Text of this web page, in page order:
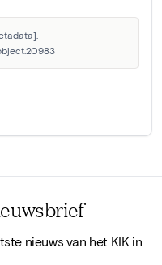
nieuws van het KIK in